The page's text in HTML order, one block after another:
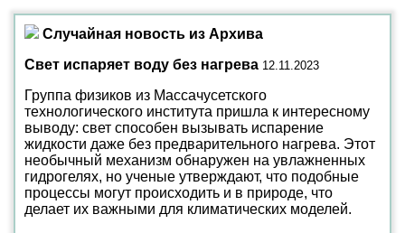
Случайная новость из Архива
Свет испаряет воду без нагрева 12.11.2023
Группа физиков из Массачусетского
технологического института пришла к интересному
выводу: свет способен вызывать испарение
жидкости даже без предварительного нагрева. Этот
необычный механизм обнаружен на увлажненных
гидрогелях, но ученые утверждают, что подобные
процессы могут происходить и в природе, что
делает их важными для климатических моделей.